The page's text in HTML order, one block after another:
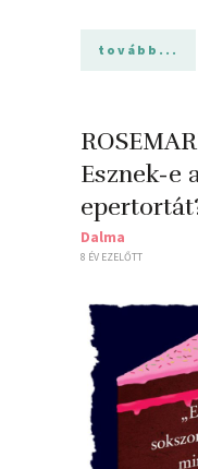
tovább...
Esznek-e
Dalma
8 ÉV EZELŐTT